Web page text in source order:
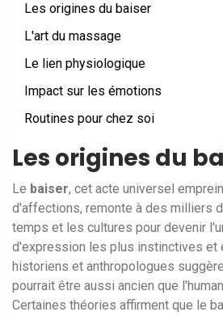
Les origines du baiser
L'art du massage
Le lien physiologique
Impact sur les émotions
Routines pour chez soi
Les origines du
Le baiser, cet acte universel
d'affections, remonte à des milliers
temps et les cultures pour devenir
d'expression les plus instinctives et
historiens et anthropologues
pourrait être aussi ancien que
Certaines théories affirment que le